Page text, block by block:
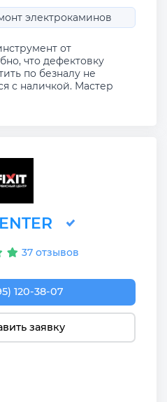
электрокаминов
от
что дефектовку
по безналу не
с наличкой. Мастер
37 отзывов
120-38-07
заявку